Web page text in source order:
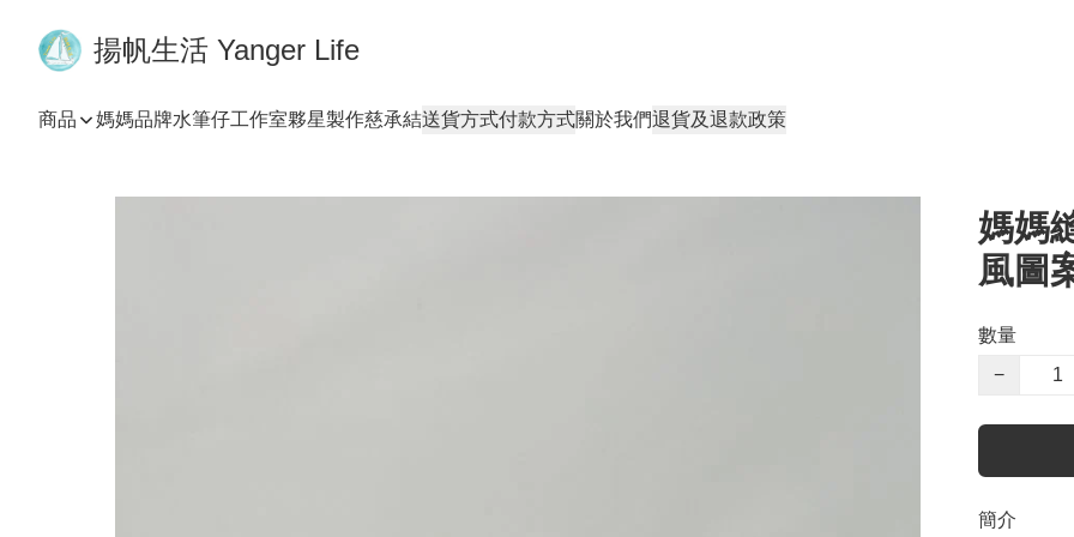
揚帆生活 Yanger Life
商品 媽媽品牌水筆仔工作室夥星製作慈承結送貨方式付款方式關於我們退貨及退款政策
媽媽
風圖
數量
−
簡介